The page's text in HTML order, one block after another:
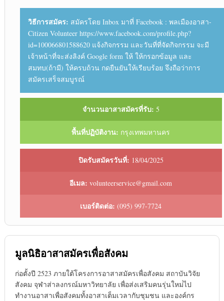
วิธีการสมัคร: สมัครโดย Inbox มาที่ Facebook : พลเมืองอาสา-
Citizen Volunteer https://www.facebook.com/profile.php?
id=100066801588620 แจ้งกิจกรรม และวันที่ที่จัดกิจกรรม จะมี
เจ้าหน้าที่จะส่งลิงค์ Google form ให้ ให้กรอกข้อมูล และ
สมทบ(ถ้ามี) ให้ครบถ้วน กดยืนยันให้เรียบร้อย จึงถือว่าการ
สมัครเสร็จสมบูรณ์
จำนวนอาสาสมัครที่รับ: 5
พื้นที่ปฏิบัติงาน: กรุงเทพมหานคร
ปิดรับสมัครวันที่: 18/04/2025
อีเมล: volunteerservice@gmail.com
เบอร์ติดต่อ: (095) 997-7724
มูลนิธิอาสาสมัครเพื่อสังคม
ก่อตั้งปี 2523 ภายใต้โครงการอาสาสมัครเพื่อสังคม สถาบันวิจัย
สังคม จุฬาส่าลงกรณ์มหาวิทยาลัย เพื่อส่งเสริมคนรุ่นใหม่่ไป
ทำงานอาสาเพื่อสังคมทั้งอาสาเต็มเวลากับชุมชน และองค์กร